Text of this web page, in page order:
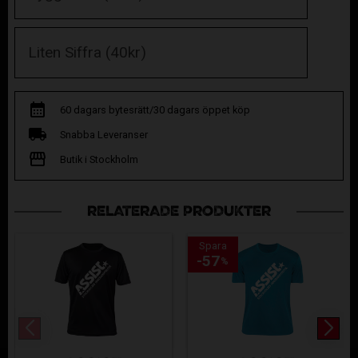
60 dagars bytesrätt/30 dagars öppet köp
Snabba Leveranser
Butik i Stockholm
RELATERADE PRODUKTER
Spara
57%